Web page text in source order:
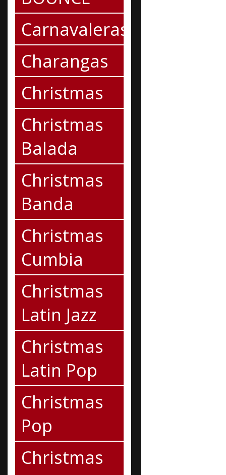
Carnavaleras
Charangas
Christmas
Christmas
Balada
Christmas
Banda
Christmas
Cumbia
Christmas
Latin Jazz
Christmas
Latin Pop
Christmas
Pop
Christmas